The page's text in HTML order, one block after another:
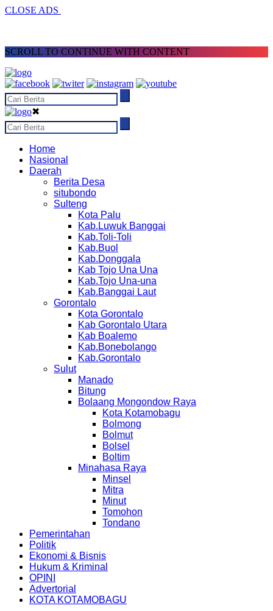
CLOSE ADS
SCROLL TO CONTINUE WITH CONTENT
✖
Home
Nasional
Daerah
Berita Desa
situbondo
Sulteng
Kota Palu
Kab.Luwuk Banggai
Kab.Toli-Toli
Kab.Buol
Kab.Donggala
Kab Tojo Una Una
Kab.Tojo Una-una
Kab.Banggai Laut
Gorontalo
Kota Gorontalo
Kab Gorontalo Utara
Kab Boalemo
Kab.Bonebolango
Kab.Gorontalo
Sulut
Manado
Bitung
Bolaang Mongondow Raya
Kota Kotamobagu
Bolmong
Bolmut
Bolsel
Boltim
Minahasa Raya
Minsel
Mitra
Minut
Tomohon
Tondano
Pemerintahan
Politik
Ekonomi & Bisnis
Hukum & Kriminal
OPINI
Advertorial
KOTA KOTAMOBAGU